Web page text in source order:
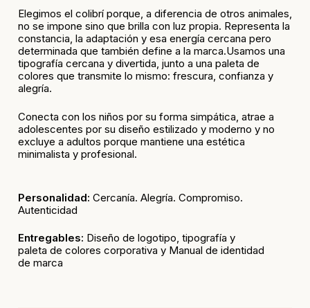
Elegimos el colibrí porque, a diferencia de otros animales,
no se impone sino que brilla con luz propia. Representa la
constancia, la adaptación y esa energía cercana pero
determinada que también define a la marca.Usamos una
tipografía cercana y divertida, junto a una paleta de
colores que transmite lo mismo: frescura, confianza y
alegría.
Conecta con los niños por su forma simpática, atrae a
adolescentes por su diseño estilizado y moderno y no
excluye a adultos porque mantiene una estética
minimalista y profesional.
Personalidad: Cercanía. Alegría. Compromiso.
Autenticidad
Entregables: Diseño de logotipo, tipografía y
paleta de colores corporativa y Manual de identidad
de marca